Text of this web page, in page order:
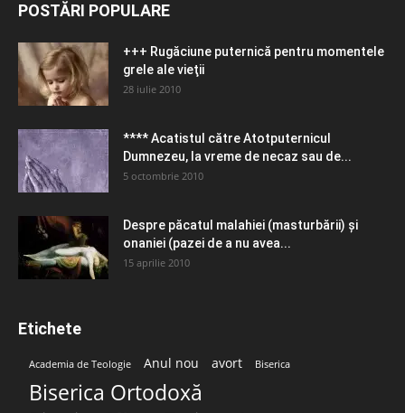
POSTĂRI POPULARE
+++ Rugăciune puternică pentru momentele
grele ale vieţii
28 iulie 2010
**** Acatistul către Atotputernicul
Dumnezeu, la vreme de necaz sau de...
5 octombrie 2010
Despre păcatul malahiei (masturbării) şi
onaniei (pazei de a nu avea...
15 aprilie 2010
Etichete
Academia de Teologie Anul nou avort Biserica
Biserica Ortodoxă